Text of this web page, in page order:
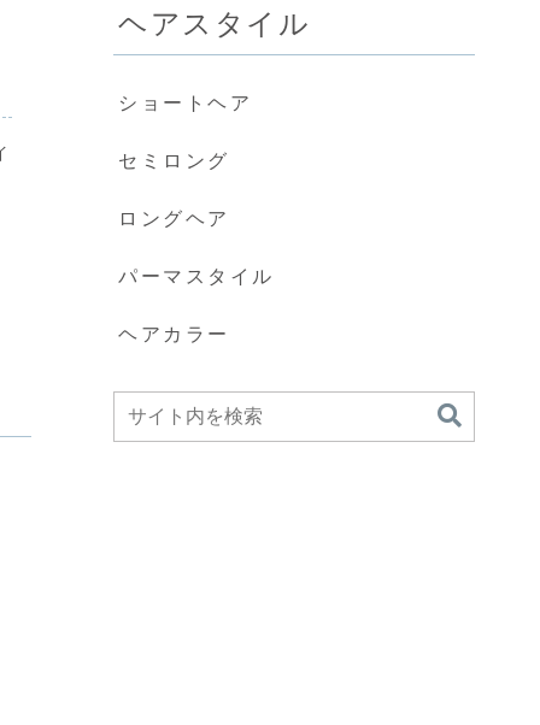
ヘアスタイル
ショートヘア
セミロング
ロングヘア
パーマスタイル
ヘアカラー